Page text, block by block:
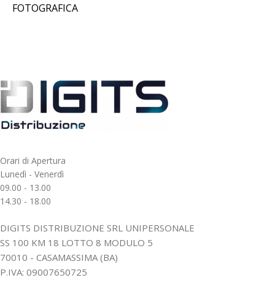
FOTOGRAFICA
Orari di Apertura
Lunedì - Venerdì
09.00 - 13.00
14.30 - 18.00
DIGITS DISTRIBUZIONE SRL UNIPERSONALE
SS 100 KM 18 LOTTO 8 MODULO 5
70010 - CASAMASSIMA (BA)
P.IVA: 09007650725